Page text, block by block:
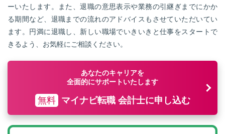
ーいたします。また、退職の意思表示や業務の引継ぎまでにかか
る期間など、退職までの流れのアドバイスもさせていただいてい
ます。円満に退職し、新しい職場でいきいきと仕事をスタートで
きるよう、お気軽にご相談ください。
あなたのキャリアを
全面的にサポートいたします
無料 マイナビ転職 会計士に申し込む